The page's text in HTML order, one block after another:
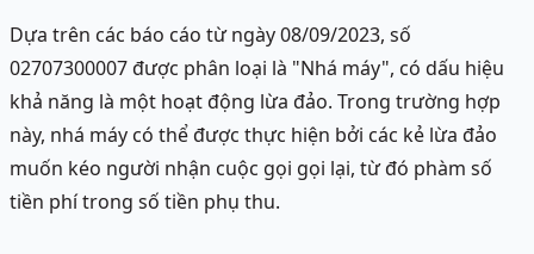
Dựa trên các báo cáo từ ngày 08/09/2023, số
02707300007 được phân loại là "Nhá máy", có dấu hiệu
khả năng là một hoạt động lừa đảo. Trong trường hợp
này, nhá máy có thể được thực hiện bởi các kẻ lừa đảo
muốn kéo người nhận cuộc gọi gọi lại, từ đó phàm số
tiền phí trong số tiền phụ thu.